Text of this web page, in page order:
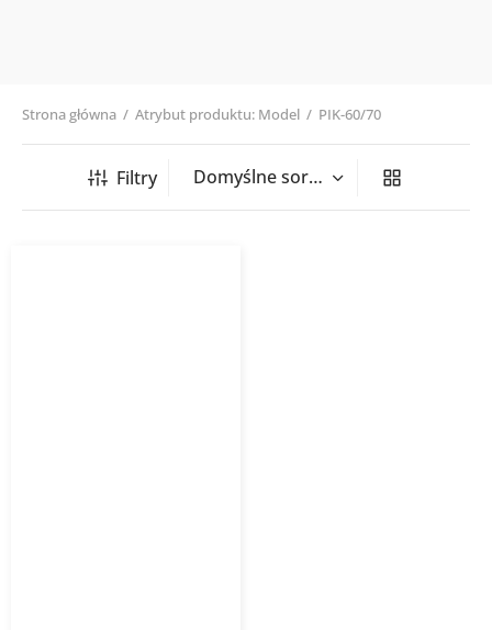
Strona główna / Atrybut produktu: Model / PIK-60/70
Filtry